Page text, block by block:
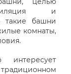
и
такие башни
комнаты,